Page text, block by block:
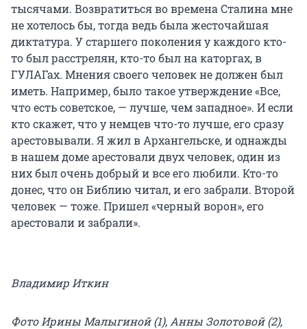
тысячами. Возвратиться во времена Сталина мне
не хотелось бы, тогда ведь была жесточайшая
диктатура. У старшего поколения у каждого кто-
то был расстрелян, кто-то был на каторгах, в
ГУЛАГах. Мнения своего человек не должен был
иметь. Например, было такое утверждение «Все,
что есть советское, — лучше, чем западное». И если
кто скажет, что у немцев что-то лучше, его сразу
арестовывали. Я жил в Архангельске, и однажды
в нашем доме арестовали двух человек, один из
них был очень добрый и все его любили. Кто-то
донес, что он Библию читал, и его забрали. Второй
человек — тоже. Пришел «черный ворон», его
арестовали и забрали».
Владимир Иткин
Фото Ирины Малыгиной (1), Анны Золотовой (2),